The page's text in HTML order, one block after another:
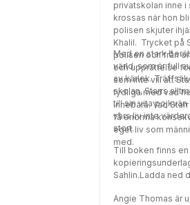
The Hate U
GIVE"Stunning."
The Huffington
everyone.” Teen
Guardian"This
is important."
Weekly (starred
face novel." Horn
privatskolan inne i
krossas när hon
polisen skjuter
Khalil. Trycket på
polisen och från
och upprättelse
som inte vill att
tydliga med vad
innebära. Vad
få enorma
eget liv som
med.
Med en stark
värld, som är full
av kärlek.
skolan, Starrs
till sin vita
vars liv inte
stort.
Till boken finns
Sahlin.Ladda ned
Angie Thomas är